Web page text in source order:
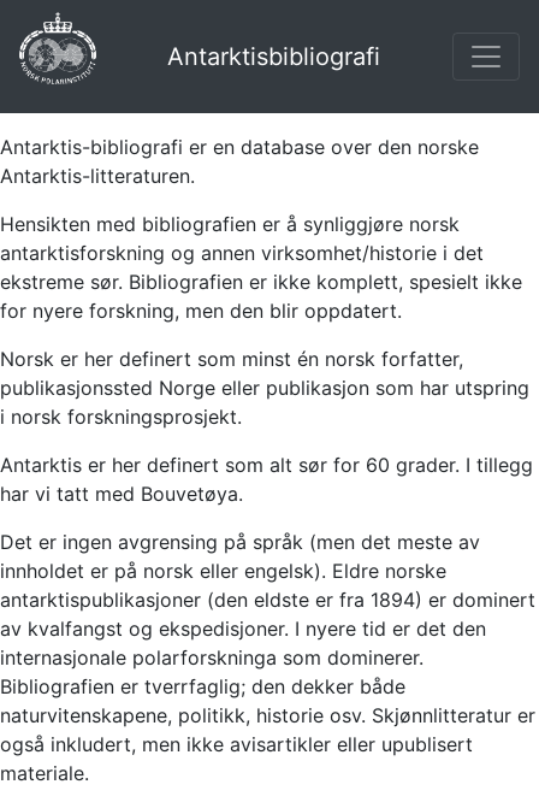
Antarktisbibliografi
Antarktis-bibliografi er en database over den norske
Antarktis-litteraturen.
Hensikten med bibliografien er å synliggjøre norsk
antarktisforskning og annen virksomhet/historie i det
ekstreme sør. Bibliografien er ikke komplett, spesielt ikke
for nyere forskning, men den blir oppdatert.
Norsk er her definert som minst én norsk forfatter,
publikasjonssted Norge eller publikasjon som har utspring
i norsk forskningsprosjekt.
Antarktis er her definert som alt sør for 60 grader. I tillegg
har vi tatt med Bouvetøya.
Det er ingen avgrensing på språk (men det meste av
innholdet er på norsk eller engelsk). Eldre norske
antarktispublikasjoner (den eldste er fra 1894) er dominert
av kvalfangst og ekspedisjoner. I nyere tid er det den
internasjonale polarforskninga som dominerer.
Bibliografien er tverrfaglig; den dekker både
naturvitenskapene, politikk, historie osv. Skjønnlitteratur er
også inkludert, men ikke avisartikler eller upublisert
materiale.